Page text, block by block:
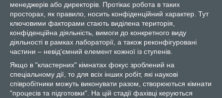
менеджерів або директорів. Протікає робота в таких
просторах, як правило, носить конфіденційний характер. Тут
ключовими факторами стають виділена територія,
конфіденційна діяльність, вимоги до конкретного виду
діяльності в рамках лабораторії, а також реконфігуровані
частини – невід'ємний елемент кожної із ступенів.
Якщо в "кластерних" кімнатах фокус зроблений на
спеціальному дії, то для всіх інших робіт, які наукові
співробітники можуть виконувати разом, створюються кімнати
"процесів та підготовки". На цій стадії фахівці керуються